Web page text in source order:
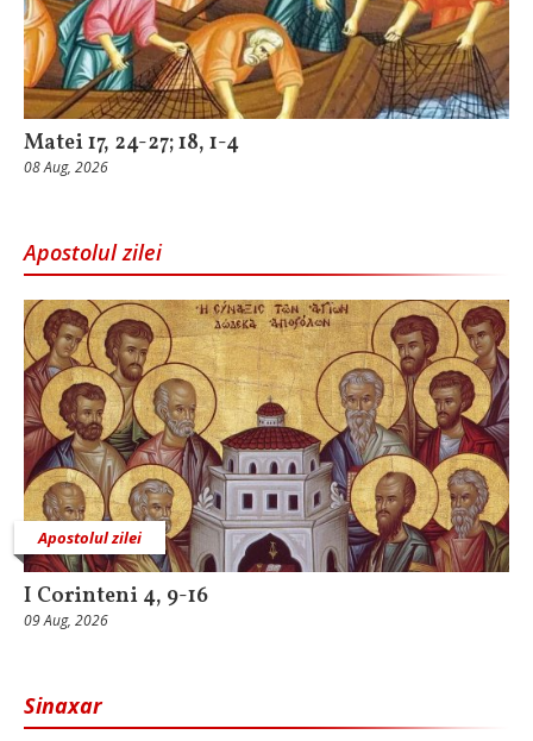
Matei 17, 24-27; 18, 1-4
08 Aug, 2026
Apostolul zilei
Apostolul zilei
I Corinteni 4, 9-16
09 Aug, 2026
Sinaxar